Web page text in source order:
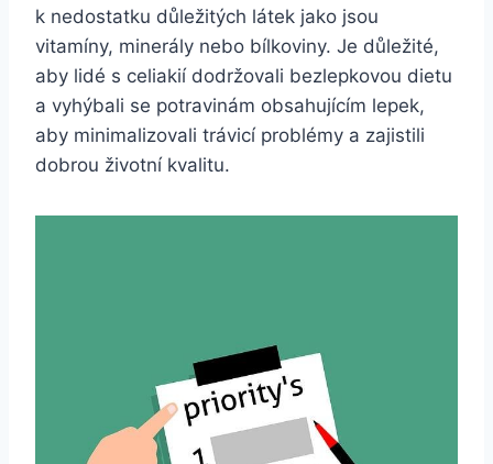
k nedostatku důležitých látek jako jsou
vitamíny, minerály nebo bílkoviny. Je důležité,
aby lidé s celiakií dodržovali bezlepkovou dietu
a vyhýbali se potravinám obsahujícím lepek,
aby minimalizovali trávicí problémy a zajistili
dobrou životní kvalitu.